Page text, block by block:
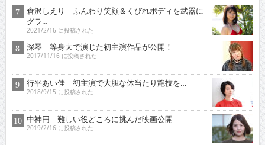
倉沢しえり ふんわり笑顔＆くびれボディを武器に
グラ...
2021/2/16 に投稿された
深琴 等身大で演じた初主演作品が公開！
2017/11/16 に投稿された
行平あい佳 初主演で大胆な体当たり艶技を…
2018/9/15 に投稿された
中神円 難しい役どころに挑んだ映画公開
2019/2/16 に投稿された